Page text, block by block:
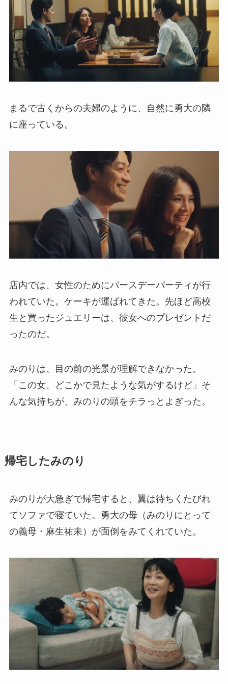
まるで古くからの夫婦のように、自然に勇大の隣
に座っている。
店内では、女性のためにバースデーパーティが行
われていた。ケーキが運ばれてきた。先ほど高校
生と買ったジュエリーは、彼女へのプレゼントだ
ったのだ。
みのりは、目の前の光景が理解できなかった。
「この女、どこかで見たような気がするけど」そ
んな気持ちが、みのりの頭をチラっとよぎった。
帰宅したみのり
みのりが大急ぎで帰宅すると、翼は待ちくたびれ
てソファで寝ていた。勇大の母（みのりにとって
の義母・麻生祐未）が面倒をみてくれていた。